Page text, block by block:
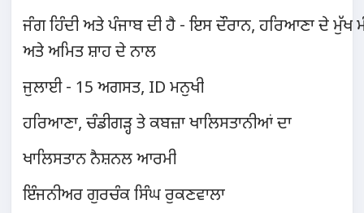
ਜੰਗ ਹਿੰਦੀ ਅਤੇ ਪੰਜਾਬ ਦੀ ਹੈ - ਇਸ ਦੌਰਾਨ, ਹਰਿਆਣਾ ਦੇ ਮੁੱਖ
ਅਤੇ ਅਮਿਤ ਸ਼ਾਹ ਦੇ ਨਾਲ
ਜੁਲਾਈ - 15 ਅਗਸਤ, ID ਮਨੁਖੀ
ਹਰਿਆਣਾ, ਚੰਡੀਗੜ੍ਹ ਤੇ ਕਬਜ਼ਾ ਖਾਲਿਸਤਾਨੀਆਂ ਦਾ
ਖਾਲਿਸਤਾਨ ਨੈਸ਼ਨਲ ਆਰਮੀ
ਇੰਜਨੀਅਰ ਗੁਰਚੰਕ ਸਿੰਘ ਰੁਕਣਵਾਲਾ